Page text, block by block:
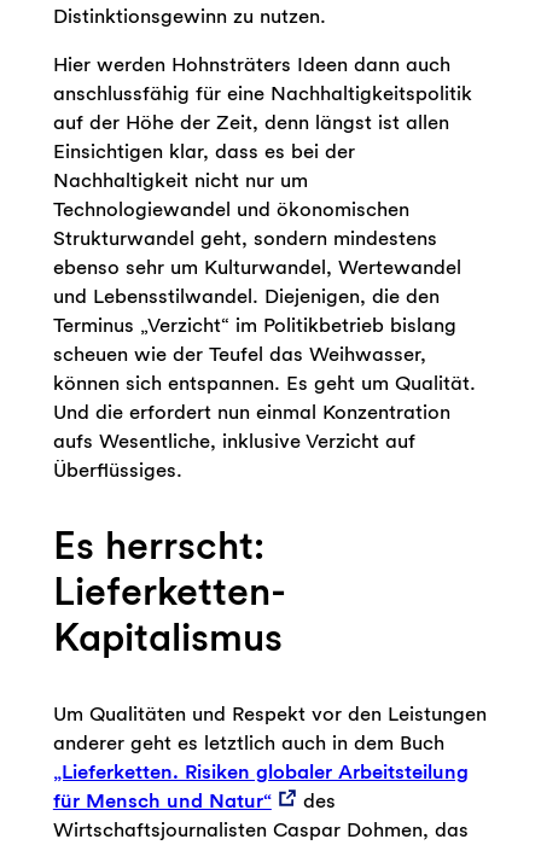
Distinktionsgewinn zu nutzen.
Hier werden Hohnsträters Ideen dann auch
anschlussfähig für eine Nachhaltigkeitspolitik
auf der Höhe der Zeit, denn längst ist allen
Einsichtigen klar, dass es bei der
Nachhaltigkeit nicht nur um
Technologiewandel und ökonomischen
Strukturwandel geht, sondern mindestens
ebenso sehr um Kulturwandel, Wertewandel
und Lebensstilwandel. Diejenigen, die den
Terminus „Verzicht“ im Politikbetrieb bislang
scheuen wie der Teufel das Weihwasser,
können sich entspannen. Es geht um Qualität.
Und die erfordert nun einmal Konzentration
aufs Wesentliche, inklusive Verzicht auf
Überflüssiges.
Es herrscht:
Lieferketten-
Kapitalismus
Um Qualitäten und Respekt vor den Leistungen
anderer geht es letztlich auch in dem Buch
„Lieferketten. Risiken globaler Arbeitsteilung
für Mensch und Natur“
des
Wirtschaftsjournalisten Caspar Dohmen, das